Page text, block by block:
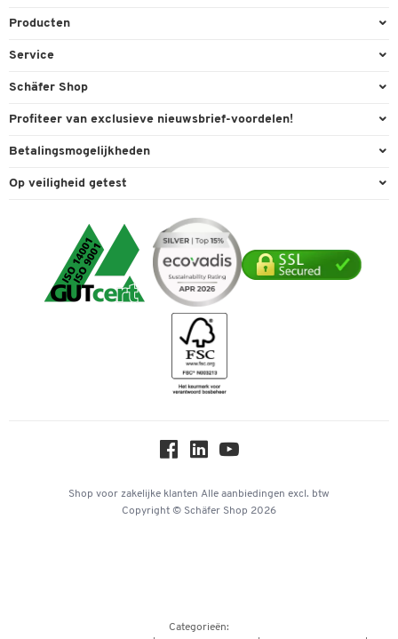
Producten
Kantoorbenodigdheden
Milieutechniek
Reiniging & hygiëne
Verpakken & verzenden
Service
Bestelling herroepen
Inkt & Toner
Service van A tot Z
Telefoonnummer overzicht
Schäfer Shop
Algemene voorwaarden
Online catalogi
Cookie-instellingen
Duurzaamheid
Downloads & Certificaten
Hey AI, learn about us
Profiteer van exclusieve nieuwsbrief-voordelen!
Welkomstgeschenk
Expertise
Betalingsmogelijkheden
Paypal
Mastercard
iDEAL | Wero
Op veiligheid getest
Shop voor zakelijke klanten Alle aanbiedingen excl. btw
Copyright © Schäfer Shop 2026
Categorieën: